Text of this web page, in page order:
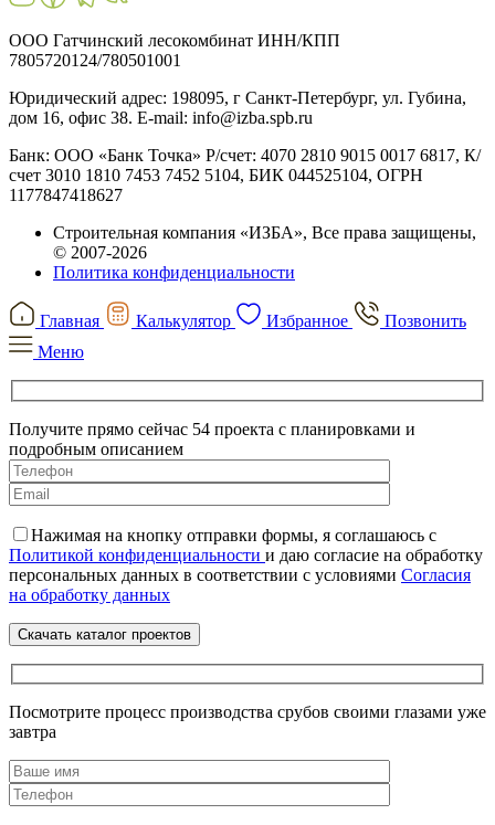
ООО Гатчинский лесокомбинат ИНН/КПП
7805720124/780501001
Юридический адрес: 198095, г Санкт-Петербург, ул. Губина,
дом 16, офис 38. E-mail: info@izba.spb.ru
Банк: ООО «Банк Точка» Р/счет: 4070 2810 9015 0017 6817, К/
счет 3010 1810 7453 7452 5104, БИК 044525104, ОГРН
1177847418627
Строительная компания «ИЗБА», Все права защищены,
© 2007-2026
Политика конфиденциальности
Главная Калькулятор Избранное
Позвонить
Меню
Получите прямо сейчас 54 проекта с планировками и
подробным описанием
Нажимая на кнопку отправки формы, я соглашаюсь с
Политикой конфиденциальности и даю согласие на обработку
персональных данных в соответствии с условиями Согласия
на обработку данных
Посмотрите процесс производства срубов своими глазами уже
завтра